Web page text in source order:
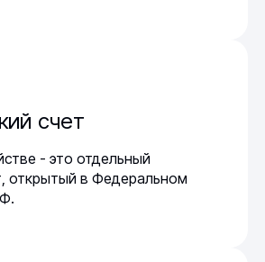
счет
- это отдельный
открытый в Федеральном